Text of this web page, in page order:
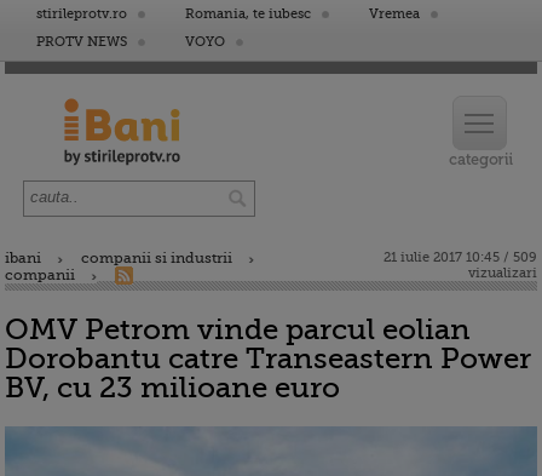
stirileprotv.ro Romania, te iubesc
Vremea
PROTV NEWS
VOYO
ibani
companii si industrii
companii
21 iulie 2017 10:45 / 509
vizualizari
OMV Petrom vinde parcul eolian
Dorobantu catre Transeastern Power
BV, cu 23 milioane euro